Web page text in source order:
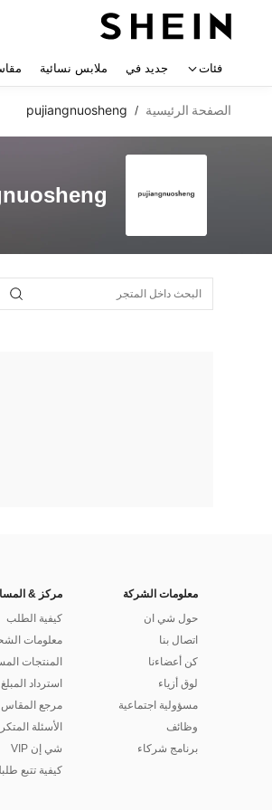
فئات جديد في ملابس نسائية
الصفحة الرئيسية /
pujiangnuosheng
معلومات الشركة
حول شي ان
اتصال بنا
كن أعضاءنا
لوق أزياء
مسؤولية اجتماعية
وظائف
برنامج شركاء
مركز &
كيفية الطلب
معلومات
المنتجات
استرداد المبلغ
مرجع المقاس
الأسئلة
شي إن VIP
كيفية تتبع